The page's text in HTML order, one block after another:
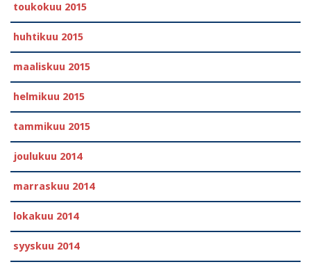
toukokuu 2015
huhtikuu 2015
maaliskuu 2015
helmikuu 2015
tammikuu 2015
joulukuu 2014
marraskuu 2014
lokakuu 2014
syyskuu 2014